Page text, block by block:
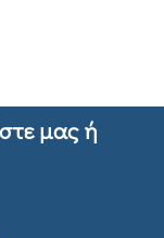
μας ή